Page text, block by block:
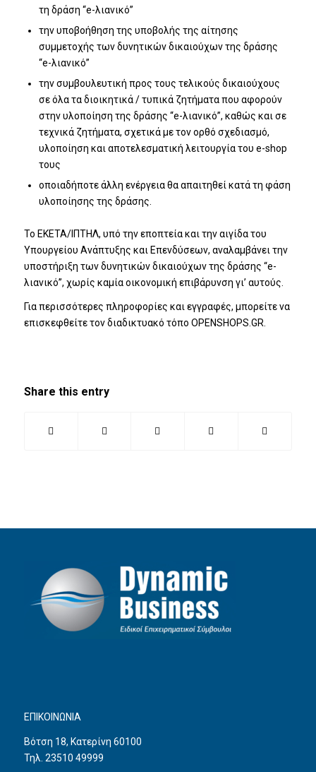
τη δράση “e-λιανικό”
την υποβοήθηση της υποβολής της αίτησης
συμμετοχής των δυνητικών δικαιούχων της δράσης
“e-λιανικό”
την συμβουλευτική προς τους τελικούς δικαιούχους
σε όλα τα διοικητικά / τυπικά ζητήματα που αφορούν
στην υλοποίηση της δράσης “e-λιανικό”, καθώς και σε
τεχνικά ζητήματα, σχετικά με τον ορθό σχεδιασμό,
υλοποίηση και αποτελεσματική λειτουργία του e-shop
τους
οποιαδήποτε άλλη ενέργεια θα απαιτηθεί κατά τη φάση
υλοποίησης της δράσης.
Το ΕΚΕΤΑ/ΙΠΤΗΛ, υπό την εποπτεία και την αιγίδα του
Υπουργείου Ανάπτυξης και Επενδύσεων, αναλαμβάνει την
υποστήριξη των δυνητικών δικαιούχων της δράσης “e-
λιανικό”, χωρίς καμία οικονομική επιβάρυνση γι’ αυτούς.
Για περισσότερες πληροφορίες και εγγραφές, μπορείτε να
επισκεφθείτε τον διαδικτυακό τόπο OPENSHOPS.GR.
Share this entry
ΕΠΙΚΟΙΝΩΝΙΑ
Βότση 18, Κατερίνη 60100
Τηλ. 23510 49999